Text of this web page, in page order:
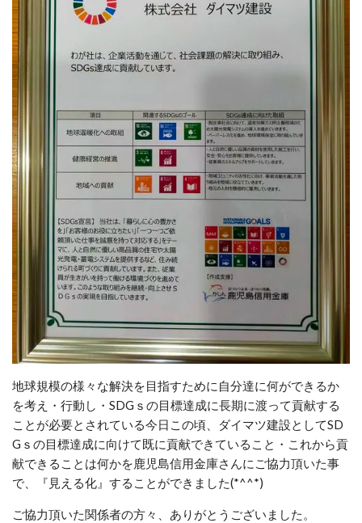
地球規模の様々な解決を目指すために自分達に何ができるか
を考え・行動し・SDGｓの目標達成に長期に渡って貢献する
ことが必要とされている今日この頃、ダイマツ建設としてSD
Gｓの目標達成に向けて既に貢献できていること・これから貢
献できることは何かを鹿児島信用金庫さんにご協力頂いた事
で、『見える化』することができました(*^^*)
ご協力頂いた関係者の方々、ありがとうございました。